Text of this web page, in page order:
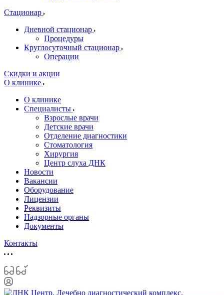
Стационар
Дневной стационар
Процедуры
Круглосуточный стационар
Операции
Скидки и акции
О клинике
О клинике
Специалисты
Взрослые врачи
Детские врачи
Отделение диагностики
Стоматология
Хирургия
Центр слуха ДНК
Новости
Вакансии
Оборудование
Лицензии
Реквизиты
Надзорные органы
Документы
Контакты